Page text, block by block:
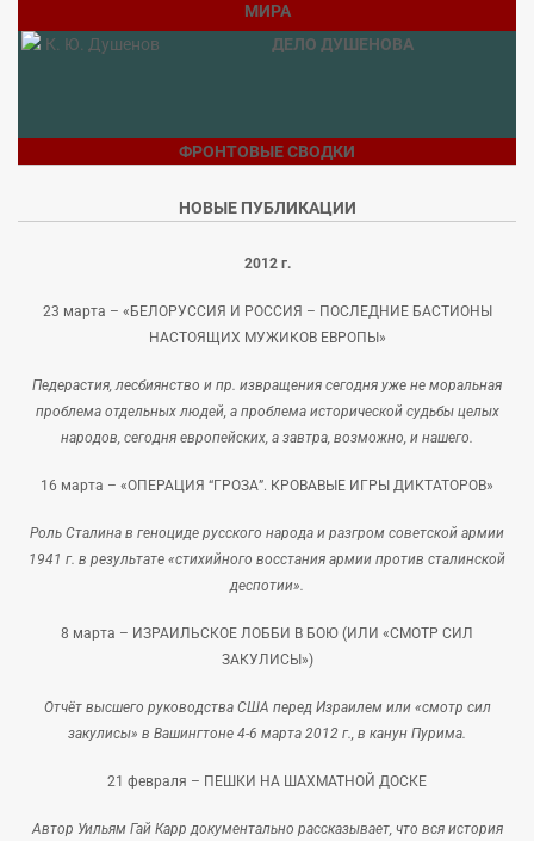
МИРА
ДЕЛО ДУШЕНОВА
ФРОНТОВЫЕ СВОДКИ
НОВЫЕ ПУБЛИКАЦИИ
2012 г.
23 марта – «БЕЛОРУССИЯ И РОССИЯ – ПОСЛЕДНИЕ БАСТИОНЫ
НАСТОЯЩИХ МУЖИКОВ ЕВРОПЫ»
Педерастия, лесбиянство и пр. извращения сегодня уже не моральная
проблема отдельных людей, а проблема исторической судьбы целых
народов, сегодня европейских, а завтра, возможно, и нашего.
16 марта – «ОПЕРАЦИЯ “ГРОЗА”. КРОВАВЫЕ ИГРЫ ДИКТАТОРОВ»
Роль Сталина в геноциде русского народа и разгром советской армии
1941 г. в результате «стихийного восстания армии против сталинской
деспотии».
8 марта – ИЗРАИЛЬСКОЕ ЛОББИ В БОЮ (ИЛИ «СМОТР СИЛ
ЗАКУЛИСЫ»)
Отчёт высшего руководства США перед Израилем или «смотр сил
закулисы» в Вашингтоне 4-6 марта 2012 г., в канун Пурима.
21 февраля – ПЕШКИ НА ШАХМАТНОЙ ДОСКЕ
Автор Уильям Гай Карр документально рассказывает, что вся история